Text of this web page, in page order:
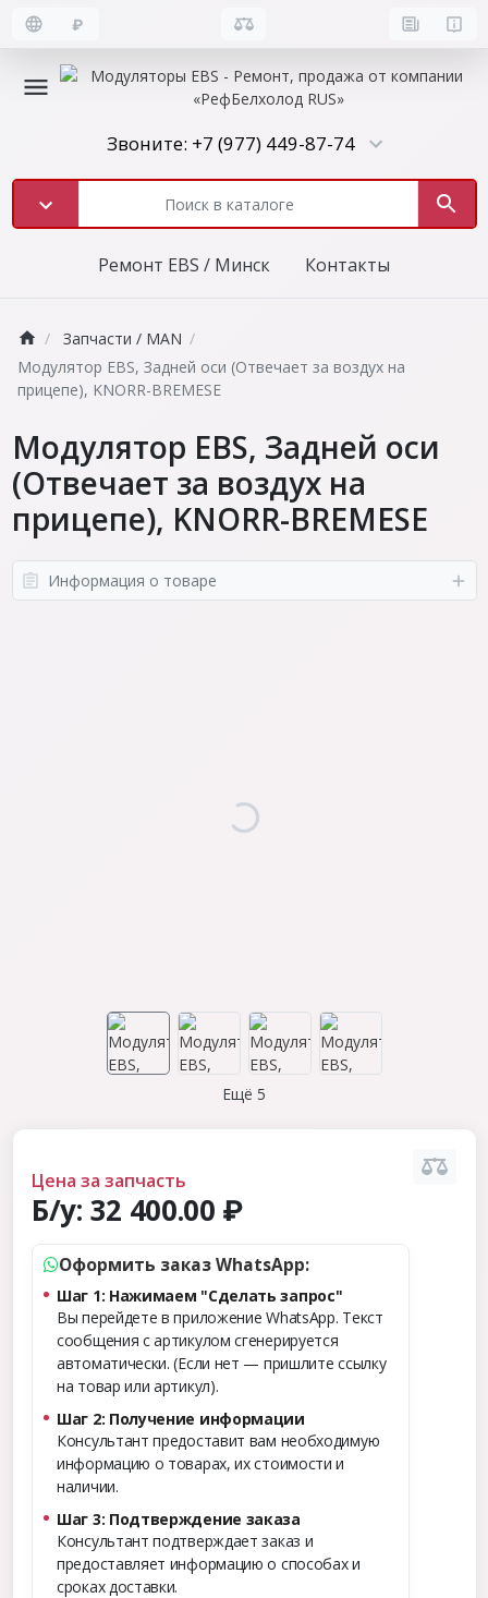
₽
Звоните: +7 (977) 449-87-74
Ремонт EBS / Минск Контакты
Запчасти / MAN
Модулятор EBS, Задней оси (Отвечает за воздух на
прицепе), KNORR-BREMESE
Модулятор EBS, Задней оси
(Отвечает за воздух на
прицепе), KNORR-BREMESE
Информация о товаре
Ещё 5
Цена за запчасть
Б/у: 32 400.00 ₽
Оформить заказ WhatsApp:
Шаг 1: Нажимаем "Сделать запрос"
Вы перейдете в приложение WhatsApp. Текст
сообщения с артикулом сгенерируется
автоматически. (Если нет — пришлите ссылку
на товар или артикул).
Шаг 2: Получение информации
Консультант предоставит вам необходимую
информацию о товарах, их стоимости и
наличии.
Шаг 3: Подтверждение заказа
Консультант подтверждает заказ и
предоставляет информацию о способах и
сроках доставки.